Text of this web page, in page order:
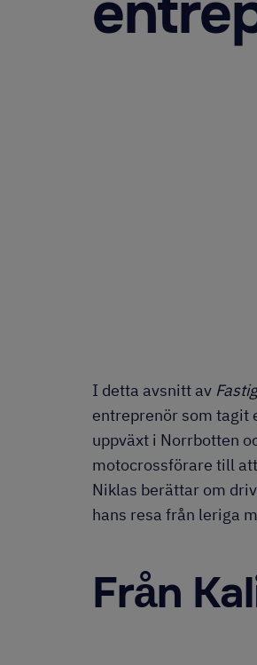
I detta avsnitt av
entreprenör som tagit
uppväxt i Norrbotten
motocrossförare till
Niklas berättar om
hans resa från leriga
Från